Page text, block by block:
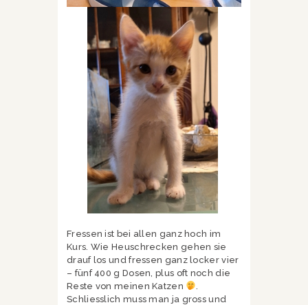
Fressen ist bei allen ganz hoch im
Kurs. Wie Heuschrecken gehen sie
drauf los und fressen ganz locker vier
– fünf 400 g Dosen, plus oft noch die
Reste von meinen Katzen
Schliesslich muss man ja gross und